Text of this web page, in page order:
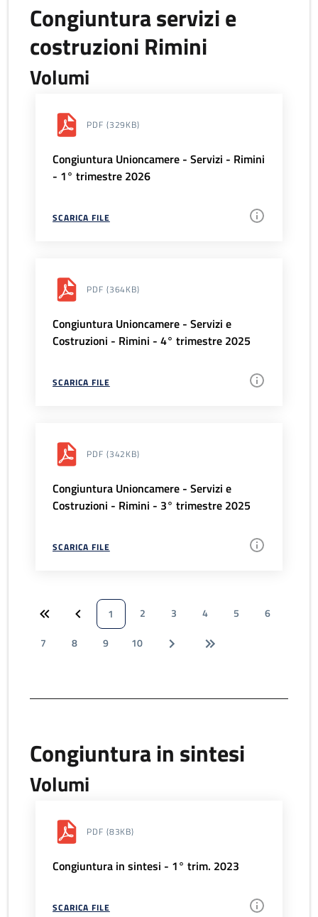
Congiuntura servizi e
costruzioni Rimini
Volumi
PDF (329KB)
Congiuntura Unioncamere - Servizi - Rimini
- 1° trimestre 2026
SCARICA FILE
PDF (364KB)
Congiuntura Unioncamere - Servizi e
Costruzioni - Rimini - 4° trimestre 2025
SCARICA FILE
PDF (342KB)
Congiuntura Unioncamere - Servizi e
Costruzioni - Rimini - 3° trimestre 2025
SCARICA FILE
1 2 3 4 5
6
7
8 9 10
Congiuntura in sintesi
Volumi
PDF (83KB)
Congiuntura in sintesi - 1° trim. 2023
SCARICA FILE